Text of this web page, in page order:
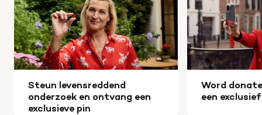
Steun levensreddend
onderzoek en ontvang een
exclusieve pin
Word
een